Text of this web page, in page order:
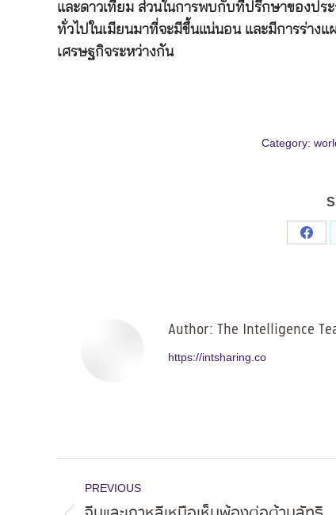
และดาวเทียม ส่วนในการพบกับที่ปรึกษาของปร
ทั่วไปในเมียนมาที่จะมีขึ้นแน่นอน และมีการร่าง
เศรษฐกิจระหว่างกัน
Category:
Author: The Intelligence
https://intsharing.co
navigation
PREVIOUS